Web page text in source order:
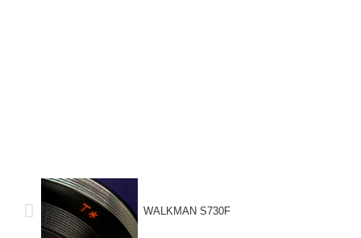
WALKMAN S730F